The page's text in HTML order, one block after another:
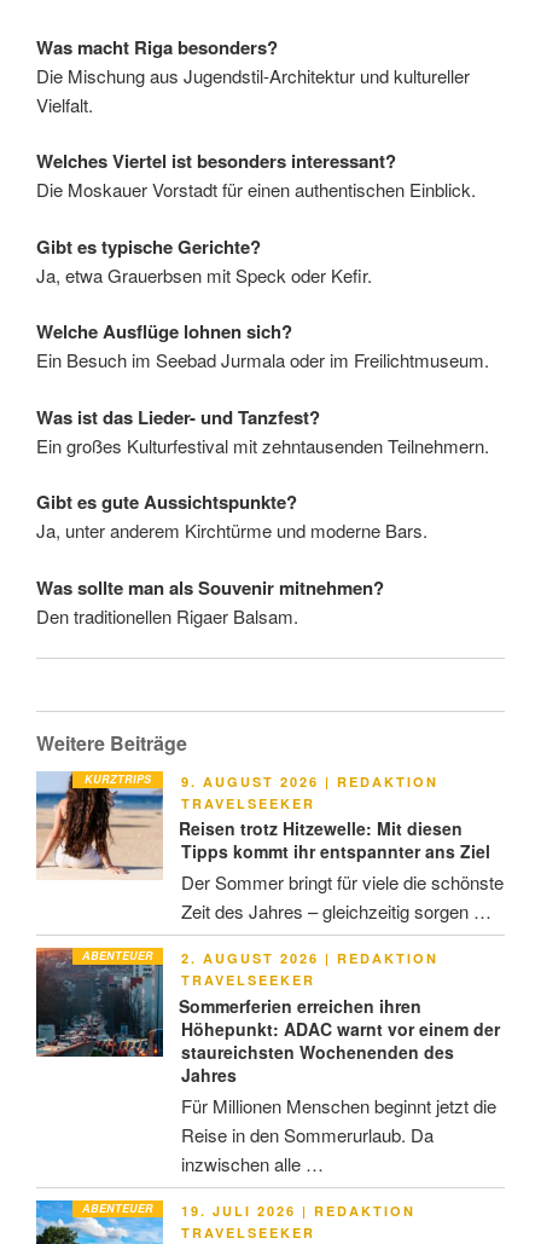
Was macht Riga besonders?
Die Mischung aus Jugendstil-Architektur und kultureller
Vielfalt.
Welches Viertel ist besonders interessant?
Die Moskauer Vorstadt für einen authentischen Einblick.
Gibt es typische Gerichte?
Ja, etwa Grauerbsen mit Speck oder Kefir.
Welche Ausflüge lohnen sich?
Ein Besuch im Seebad Jurmala oder im Freilichtmuseum.
Was ist das Lieder- und Tanzfest?
Ein großes Kulturfestival mit zehntausenden Teilnehmern.
Gibt es gute Aussichtspunkte?
Ja, unter anderem Kirchtürme und moderne Bars.
Was sollte man als Souvenir mitnehmen?
Den traditionellen Rigaer Balsam.
Weitere Beiträge
KURZTRIPS
VERÖFFENTLICHT
AM
9. AUGUST 2026 | REDAKTION
TRAVELSEEKER
Reisen trotz Hitzewelle: Mit diesen
Tipps kommt ihr entspannter ans Ziel
Der Sommer bringt für viele die schönste
Zeit des Jahres – gleichzeitig sorgen …
ABENTEUER
VERÖFFENTLICHT
AM
2. AUGUST 2026 | REDAKTION
TRAVELSEEKER
Sommerferien erreichen ihren
Höhepunkt: ADAC warnt vor einem der
staureichsten Wochenenden des
Jahres
Für Millionen Menschen beginnt jetzt die
Reise in den Sommerurlaub. Da
inzwischen alle …
ABENTEUER
VERÖFFENTLICHT
AM
19. JULI 2026 | REDAKTION
TRAVELSEEKER